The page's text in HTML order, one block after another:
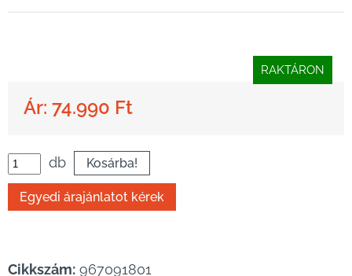
RAKTÁRON
Ár: 74.990 Ft
db
Cikkszám: 967091801